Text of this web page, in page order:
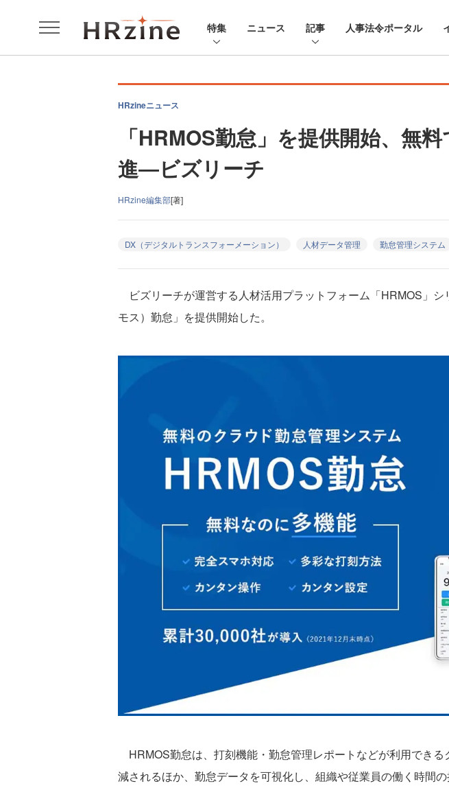
特集 ニュース 記事 人事法令ポータル
HRzineニュース
「HRMOS勤怠」を提供開始、無
進―ビズリーチ
HRzine編集部[著]
DX（デジタルトランスフォーメーション） 人材データ管理 勤怠管理システム
ビズリーチが運営する人材活用プラットフォーム「HRMOS」
モス）勤怠」を提供開始した。
HRMOS勤怠は、打刻機能・勤怠管理レポートなどが利用でき
減されるほか、勤怠データを可視化し、組織や従業員の働く時間の